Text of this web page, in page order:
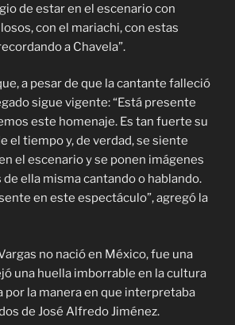
de estar en el escenario con
con el mariachi, con estas
a Chavela”.
a pesar de que la cantante falleció
sigue vigente: “Está presente
este homenaje. Es tan fuerte su
el tiempo y, de verdad, se siente
el escenario y se ponen imágenes
ella misma cantando o hablando.
en este espectáculo”, agregó la
no nació en México, fue una
una huella imborrable en la cultura
por la manera en que interpretaba
de José Alfredo Jiménez.